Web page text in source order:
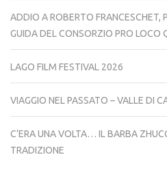
ADDIO A ROBERTO FRANCESCHET,
GUIDA DEL CONSORZIO PRO LOCO
LAGO FILM FESTIVAL 2026
VIAGGIO NEL PASSATO – VALLE DI
C’ERA UNA VOLTA… IL BARBA
TRADIZIONE